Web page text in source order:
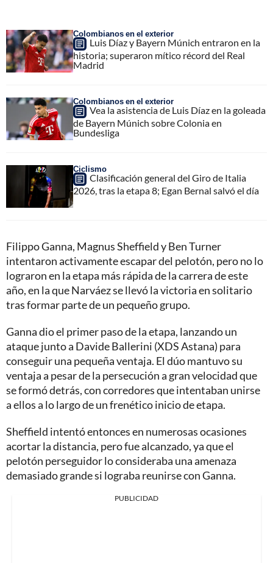
Colombianos en el exterior
Luis Díaz y Bayern Múnich entraron en la
historia; superaron mítico récord del Real
Madrid
Colombianos en el exterior
Vea la asistencia de Luis Díaz en la goleada
de Bayern Múnich sobre Colonia en
Bundesliga
Ciclismo
Clasificación general del Giro de Italia
2026, tras la etapa 8; Egan Bernal salvó el día
Filippo Ganna, Magnus Sheffield y Ben Turner
intentaron activamente escapar del pelotón, pero no lo
lograron en la etapa más rápida de la carrera de este
año, en la que Narváez se llevó la victoria en solitario
tras formar parte de un pequeño grupo.
Ganna dio el primer paso de la etapa, lanzando un
ataque junto a Davide Ballerini (XDS Astana) para
conseguir una pequeña ventaja. El dúo mantuvo su
ventaja a pesar de la persecución a gran velocidad que
se formó detrás, con corredores que intentaban unirse
a ellos a lo largo de un frenético inicio de etapa.
Sheffield intentó entonces en numerosas ocasiones
acortar la distancia, pero fue alcanzado, ya que el
pelotón perseguidor lo consideraba una amenaza
demasiado grande si lograba reunirse con Ganna.
PUBLICIDAD